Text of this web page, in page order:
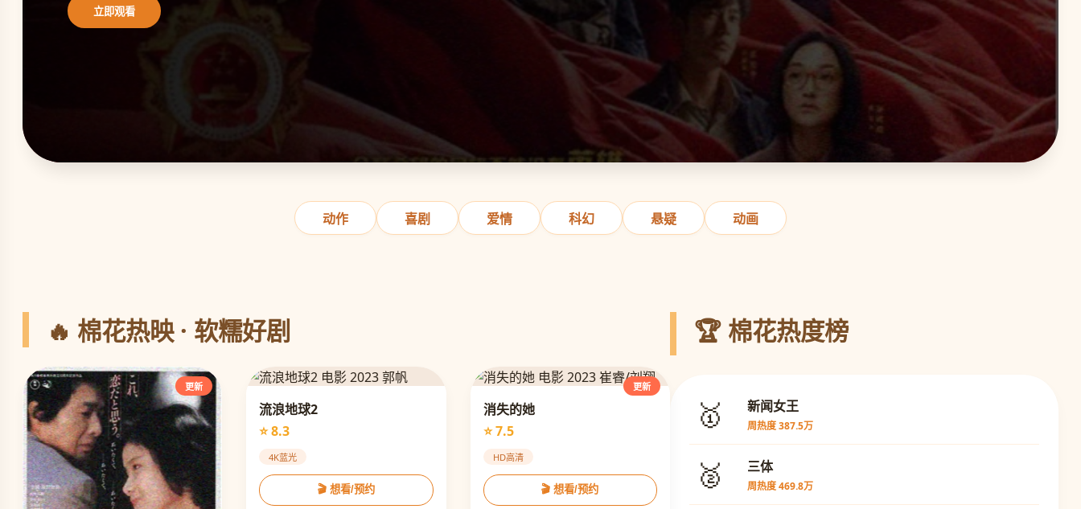
立即观看
动作 喜剧 爱情 科幻 悬疑 动画
🔥 棉花热映 · 软糯好剧
更新
流浪地球2
⭐ 8.3
4K蓝光
🎬 想看/预约
更新
消失的她
⭐ 7.5
HD高清
🎬 想看/预约
🏆 棉花热度榜
🥇 新闻女王
周热度 387.5万
🥈 三体
周热度 469.8万